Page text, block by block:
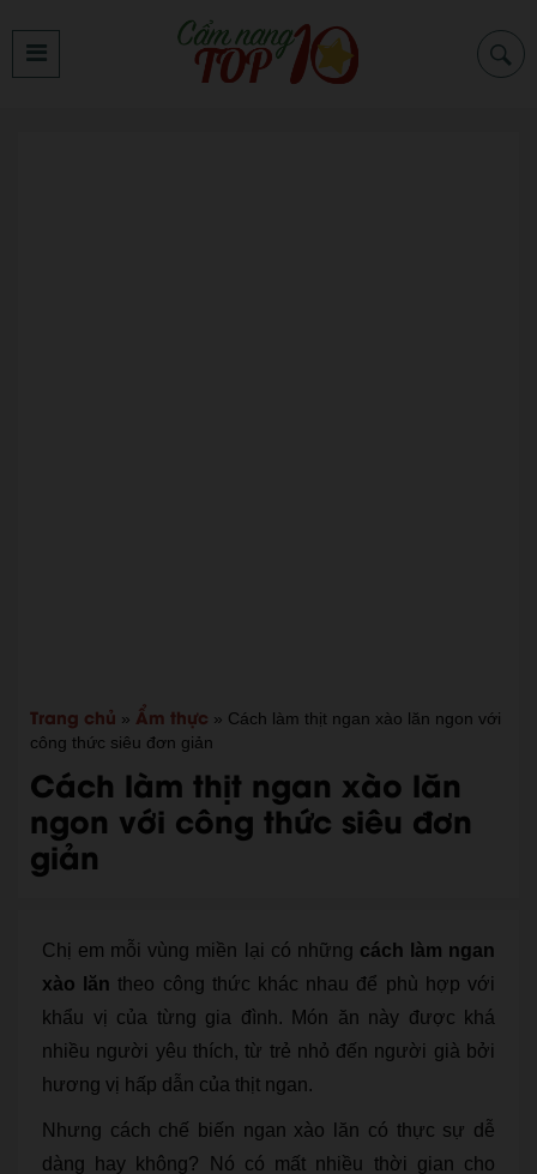
Trang chủ » Ẩm thực » Cách làm thịt ngan xào lăn ngon với
công thức siêu đơn giản
Cách làm thịt ngan xào lăn
ngon với công thức siêu đơn
giản
Chị em mỗi vùng miền lại có những cách làm ngan
xào lăntheo công thức khác nhau để phù hợp với
khẩu vị của từng gia đình. Món ăn này được khá
nhiều người yêu thích, từ trẻ nhỏ đến người già bởi
hương vị hấp dẫn của thịt ngan.
Nhưng cách chế biến ngan xào lăn có thực sự dễ
dàng hay không? Nó có mất nhiều thời gian cho